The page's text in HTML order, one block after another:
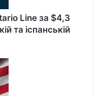
Line за $4,3
та іспанській